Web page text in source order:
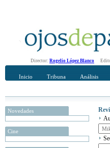
Director: Rogelio López Blanco
Inicio Tribuna Análisis
Novedades
Cine